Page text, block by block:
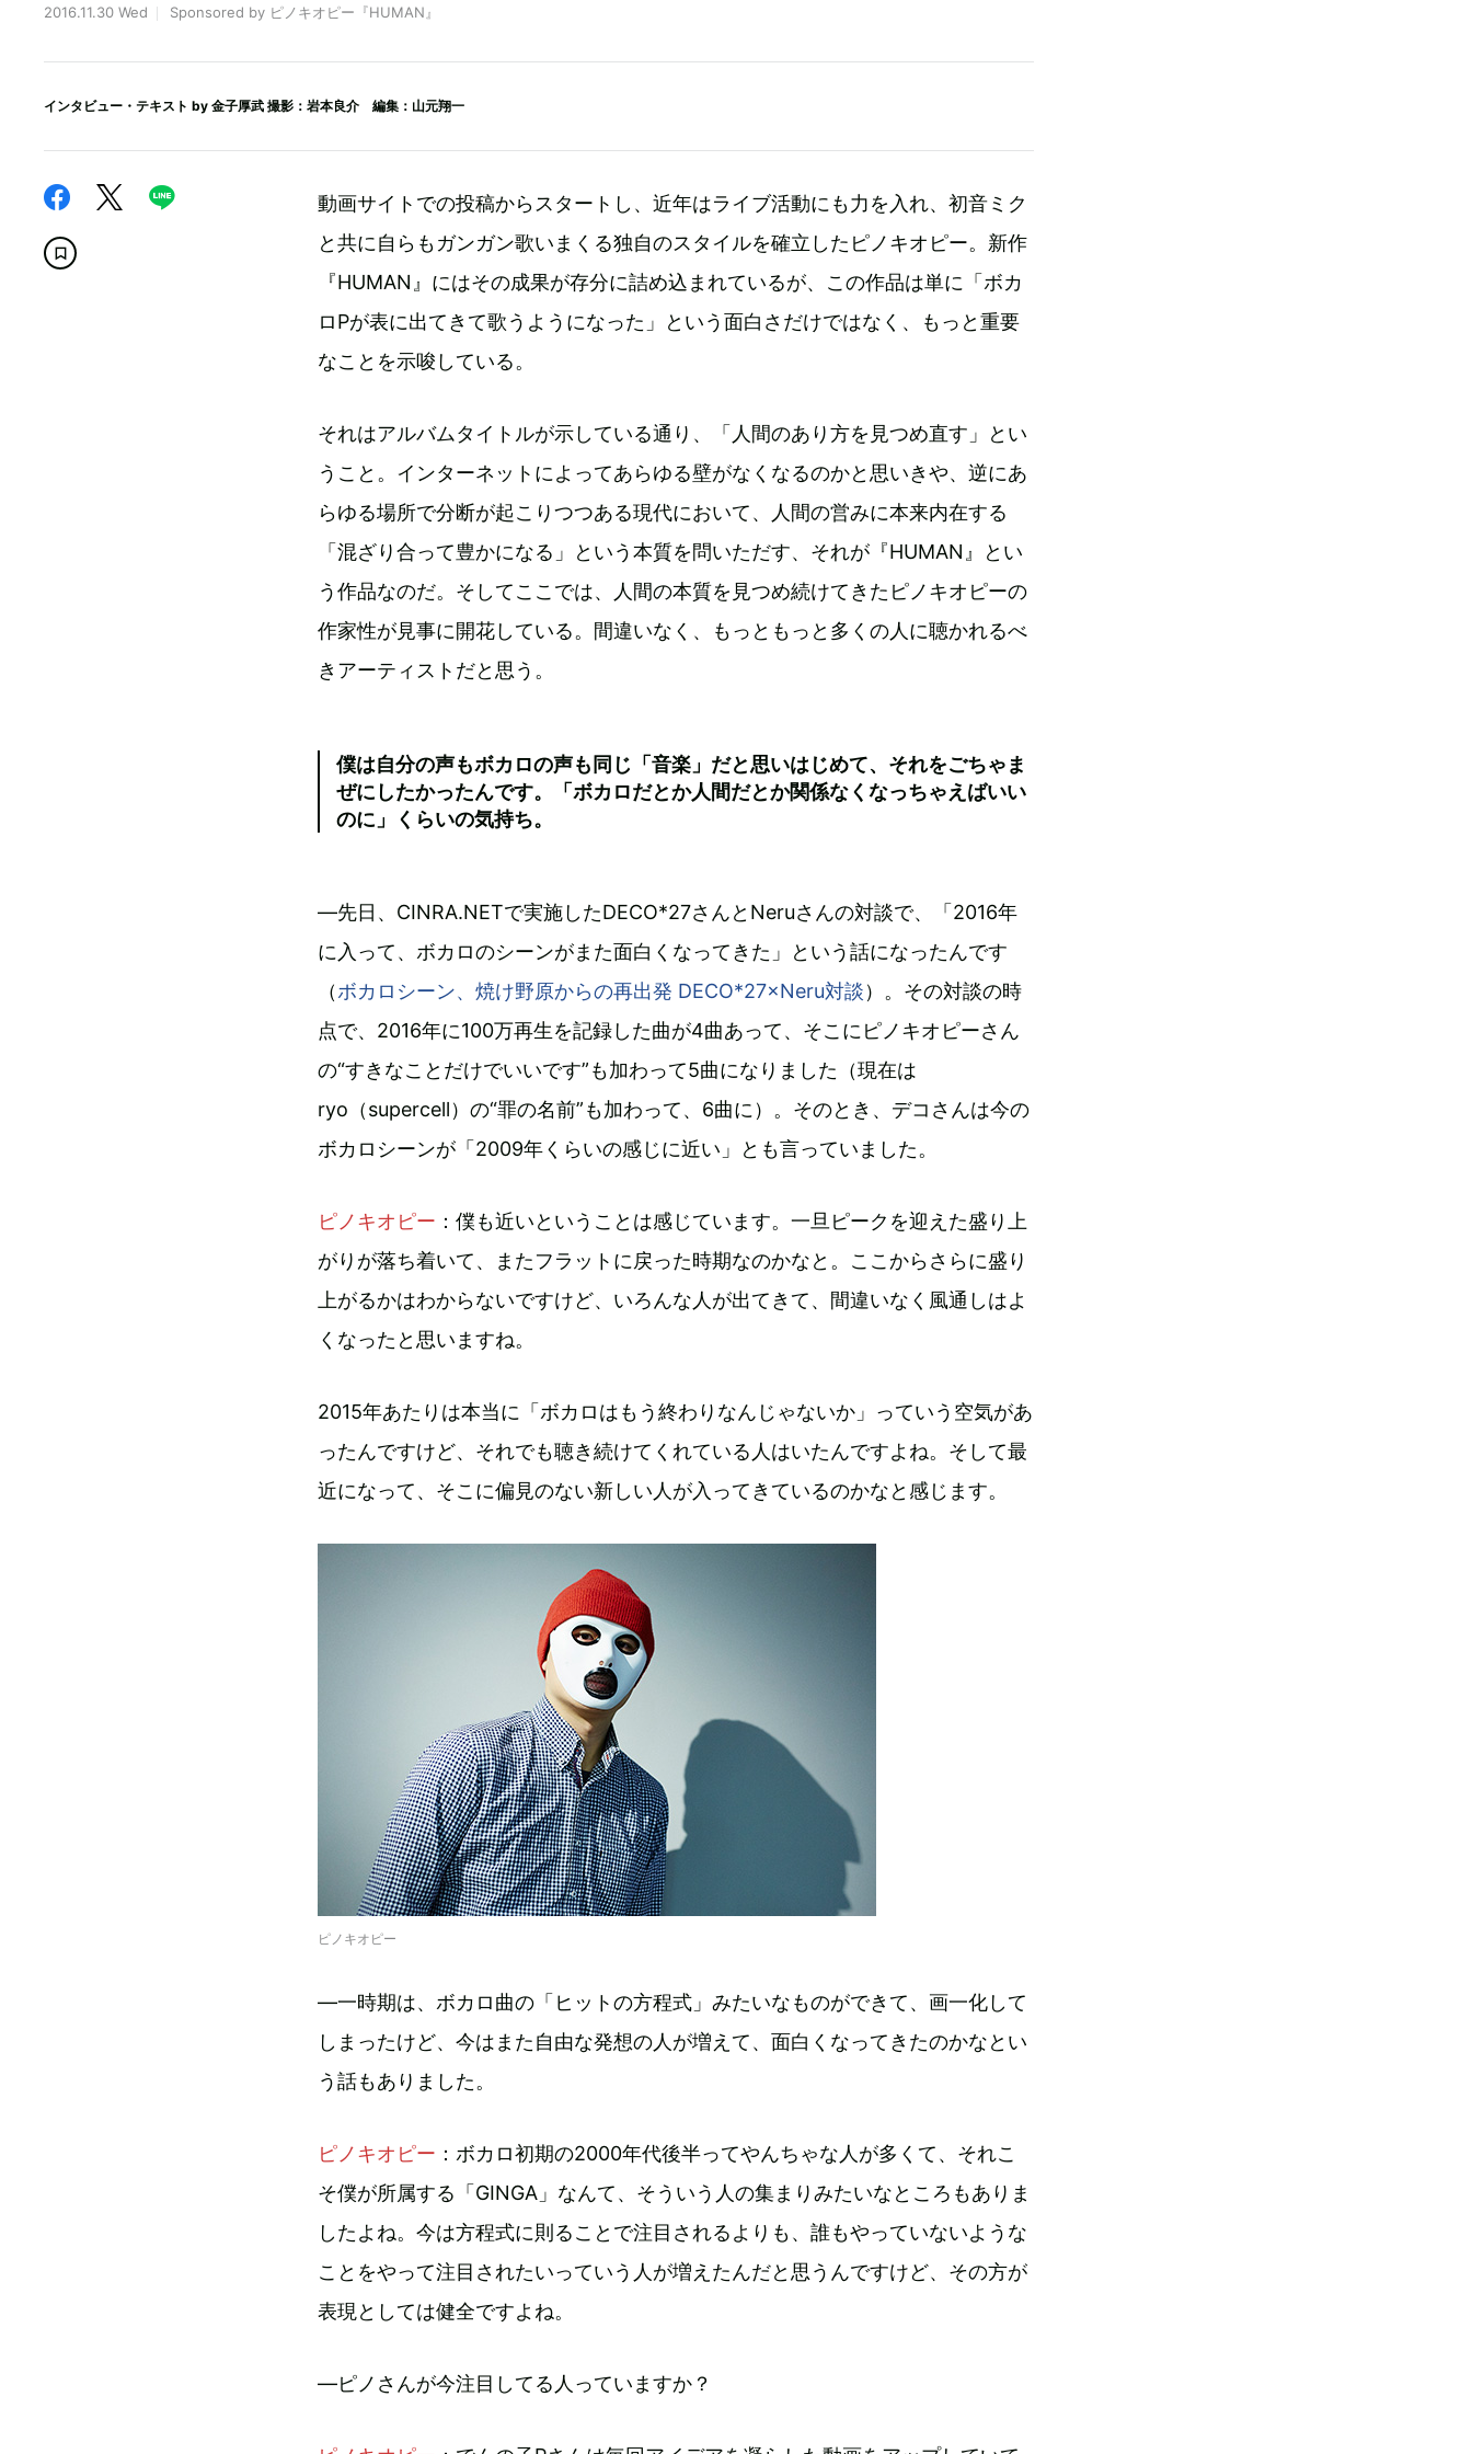
2016.11.30 Wed Sponsored by ピノキオピー『HUMAN』
インタビュー・テキスト by 金子厚武 撮影：岩本良介 編集：山元翔一
動画サイトでの投稿からスタートし、近年はライブ活動にも力を入れ、初音ミク
と共に自らもガンガン歌いまくる独自のスタイルを確立したピノキオピー。新作
『HUMAN』にはその成果が存分に詰め込まれているが、この作品は単に「ボカ
ロPが表に出てきて歌うようになった」という面白さだけではなく、もっと重要
なことを示唆している。
それはアルバムタイトルが示している通り、「人間のあり方を見つめ直す」とい
うこと。インターネットによってあらゆる壁がなくなるのかと思いきや、逆にあ
らゆる場所で分断が起こりつつある現代において、人間の営みに本来内在する
「混ざり合って豊かになる」という本質を問いただす、それが『HUMAN』とい
う作品なのだ。そしてここでは、人間の本質を見つめ続けてきたピノキオピーの
作家性が見事に開花している。間違いなく、もっともっと多くの人に聴かれるべ
きアーティストだと思う。
僕は自分の声もボカロの声も同じ「音楽」だと思いはじめて、それをごちゃま
ぜにしたかったんです。「ボカロだとか人間だとか関係なくなっちゃえばいい
のに」くらいの気持ち。
―先日、CINRA.NETで実施したDECO*27さんとNeruさんの対談で、「2016年
に入って、ボカロのシーンがまた面白くなってきた」という話になったんです
（ボカロシーン、焼け野原からの再出発 DECO*27×Neru対談）。その対談の時
点で、2016年に100万再生を記録した曲が4曲あって、そこにピノキオピーさん
の“すきなことだけでいいです”も加わって5曲になりました（現在は
ryo（supercell）の“罪の名前”も加わって、6曲に）。そのとき、デコさんは今の
ボカロシーンが「2009年くらいの感じに近い」とも言っていました。
ピノキオピー ：僕も近いということは感じています。一旦ピークを迎えた盛り上
がりが落ち着いて、またフラットに戻った時期なのかなと。ここからさらに盛り
上がるかはわからないですけど、いろんな人が出てきて、間違いなく風通しはよ
くなったと思いますね。
2015年あたりは本当に「ボカロはもう終わりなんじゃないか」っていう空気があ
ったんですけど、それでも聴き続けてくれている人はいたんですよね。そして最
近になって、そこに偏見のない新しい人が入ってきているのかなと感じます。
ピノキオピー
―一時期は、ボカロ曲の「ヒットの方程式」みたいなものができて、画一化して
しまったけど、今はまた自由な発想の人が増えて、面白くなってきたのかなとい
う話もありました。
ピノキオピー ：ボカロ初期の2000年代後半ってやんちゃな人が多くて、それこ
そ僕が所属する「GINGA」なんて、そういう人の集まりみたいなところもありま
したよね。今は方程式に則ることで注目されるよりも、誰もやっていないような
ことをやって注目されたいっていう人が増えたんだと思うんですけど、その方が
表現としては健全ですよね。
―ピノさんが今注目してる人っていますか？